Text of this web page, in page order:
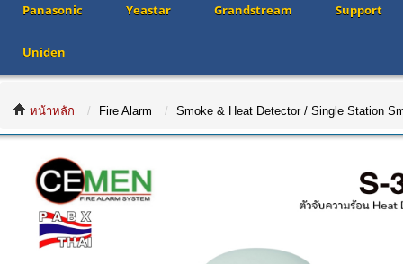
Panasonic Yeastar Grandstream Support
Uniden
หน้าหลัก Fire Alarm Smoke & Heat Detector / Single Station